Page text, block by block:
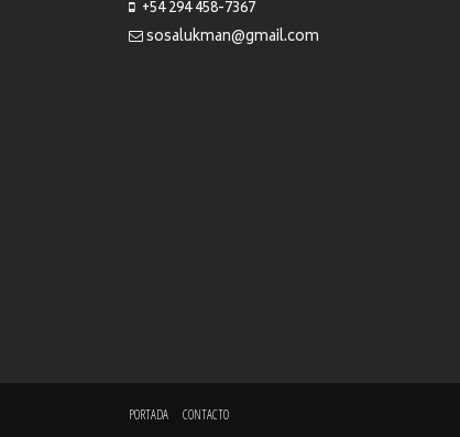
+54 294 458-7367
sosalukman@gmail.com
PORTADA CONTACTO